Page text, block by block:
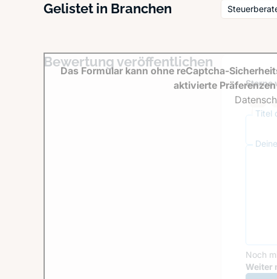
Gelistet in Branchen
Bewertung veröffentlichen
Sterne
Titel
Noch
Weiter
Das Formular kann ohne reCaptcha-
aktivierte